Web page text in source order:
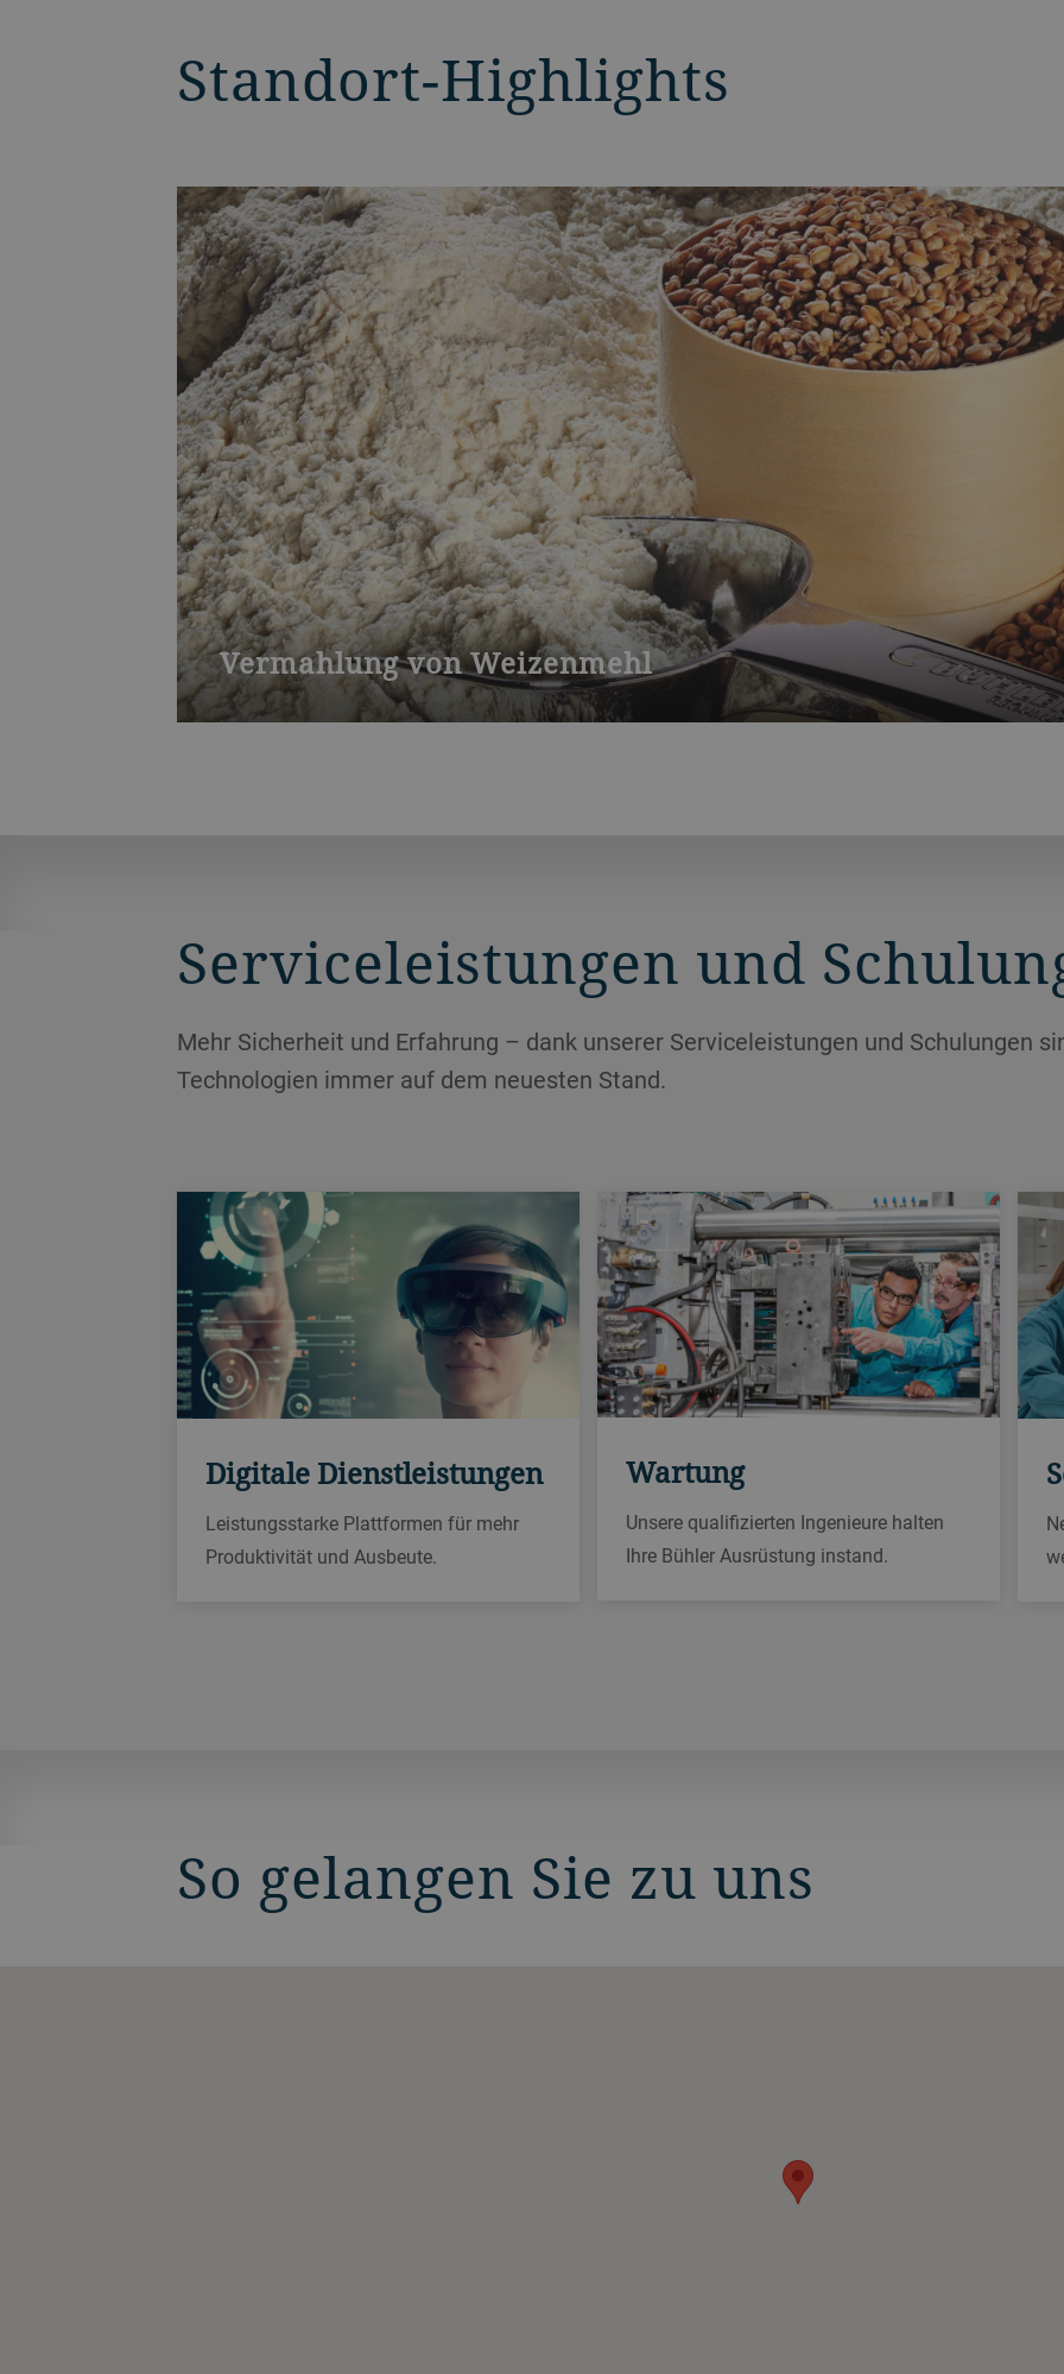
Standort-Highlights
Vermahlung von Weizenmehl
Bühler Singapur bietet ein breites Spektrum an Technologien und Serviceleistungen, die eine
eine maximale Ausbeute sicherstellen.
Serviceleistungen und
Mehr Sicherheit und Erfahrung – dank unserer Serviceleistungen und Schulungen
Technologien immer auf dem neuesten Stand.
Digitale Dienstleistungen
Leistungsstarke Plattformen für mehr
Produktivität und Ausbeute.
Wartung
Unsere qualifizierten Ingenieure halten
Ihre Bühler Ausrüstung instand.
So gelangen Sie zu uns